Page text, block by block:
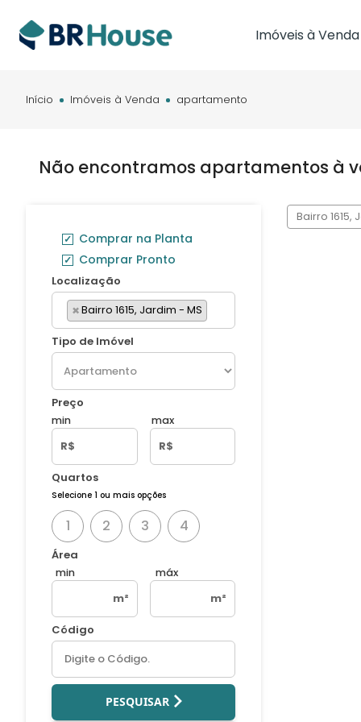
Imóveis à Venda
Início Imóveis à Venda apartamento
Não encontramos apartamentos à
Comprar na Planta
Comprar Pronto
Localização
×Bairro 1615, Jardim - MS
Tipo de Imóvel
Preço
min max
R$ R$
Quartos
Selecione 1 ou mais opções
1 2 3 4
Área
min máx
m² m²
Código
PESQUISAR
Bairro 1615,